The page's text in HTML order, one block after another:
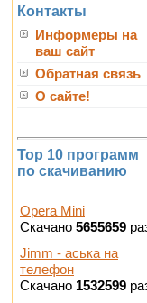
Контакты
Информеры на
ваш сайт
Обратная связь
О сайте!
Top 10 программ
по скачиванию
Opera Mini
Скачано 5655659
Jimm - аська на
телефон
Скачано 1532599